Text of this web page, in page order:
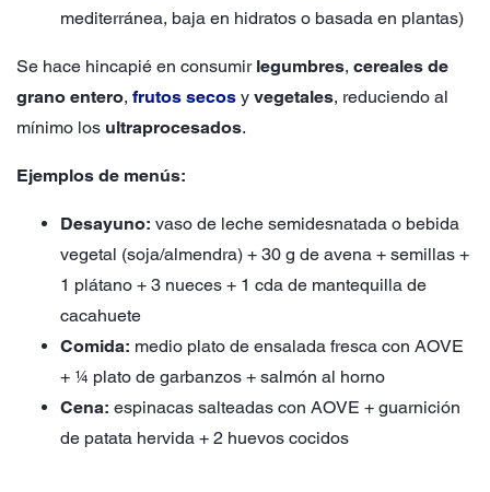
mediterránea, baja en hidratos o basada en plantas)
Se hace hincapié en consumir legumbres, cereales de
grano entero, frutos secos y vegetales, reduciendo al
mínimo los ultraprocesados.
Ejemplos de menús:
Desayuno: vaso de leche semidesnatada o bebida
vegetal (soja/almendra) + 30 g de avena + semillas +
1 plátano + 3 nueces + 1 cda de mantequilla de
cacahuete
Comida: medio plato de ensalada fresca con AOVE
+ ¼ plato de garbanzos + salmón al horno
Cena: espinacas salteadas con AOVE + guarnición
de patata hervida + 2 huevos cocidos